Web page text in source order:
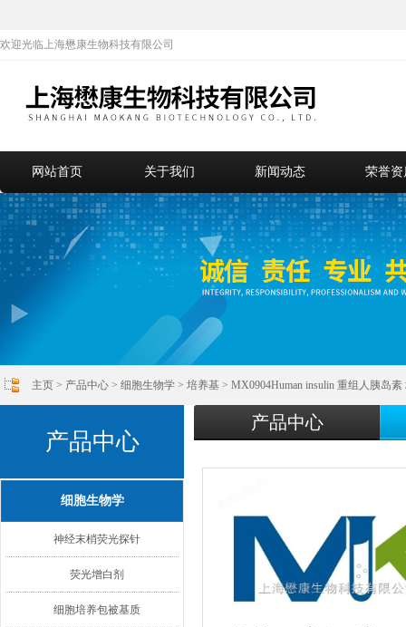
欢迎光临上海懋康生物科技有限公司
网站首页 关于我们 新闻动态 荣誉资
主页 > 产品中心 > 细胞生物学 > 培养基 > MX0904Human insulin 重组人胰岛素
产品中心
细胞生物学
神经末梢荧光探针
荧光增白剂
细胞培养包被基质
产品中心